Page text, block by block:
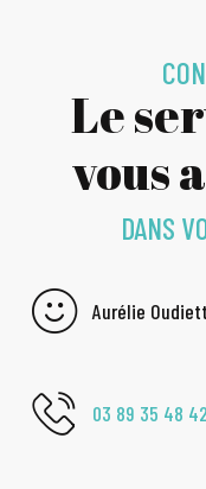
Le
vous
DANS
Aurélie
03 89 35 48 42